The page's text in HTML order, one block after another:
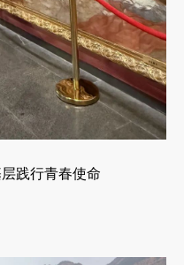
践行青春使命